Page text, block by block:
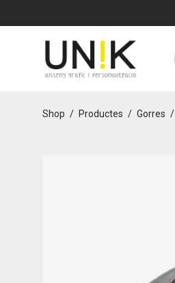
Shop / Productes / Gorres /